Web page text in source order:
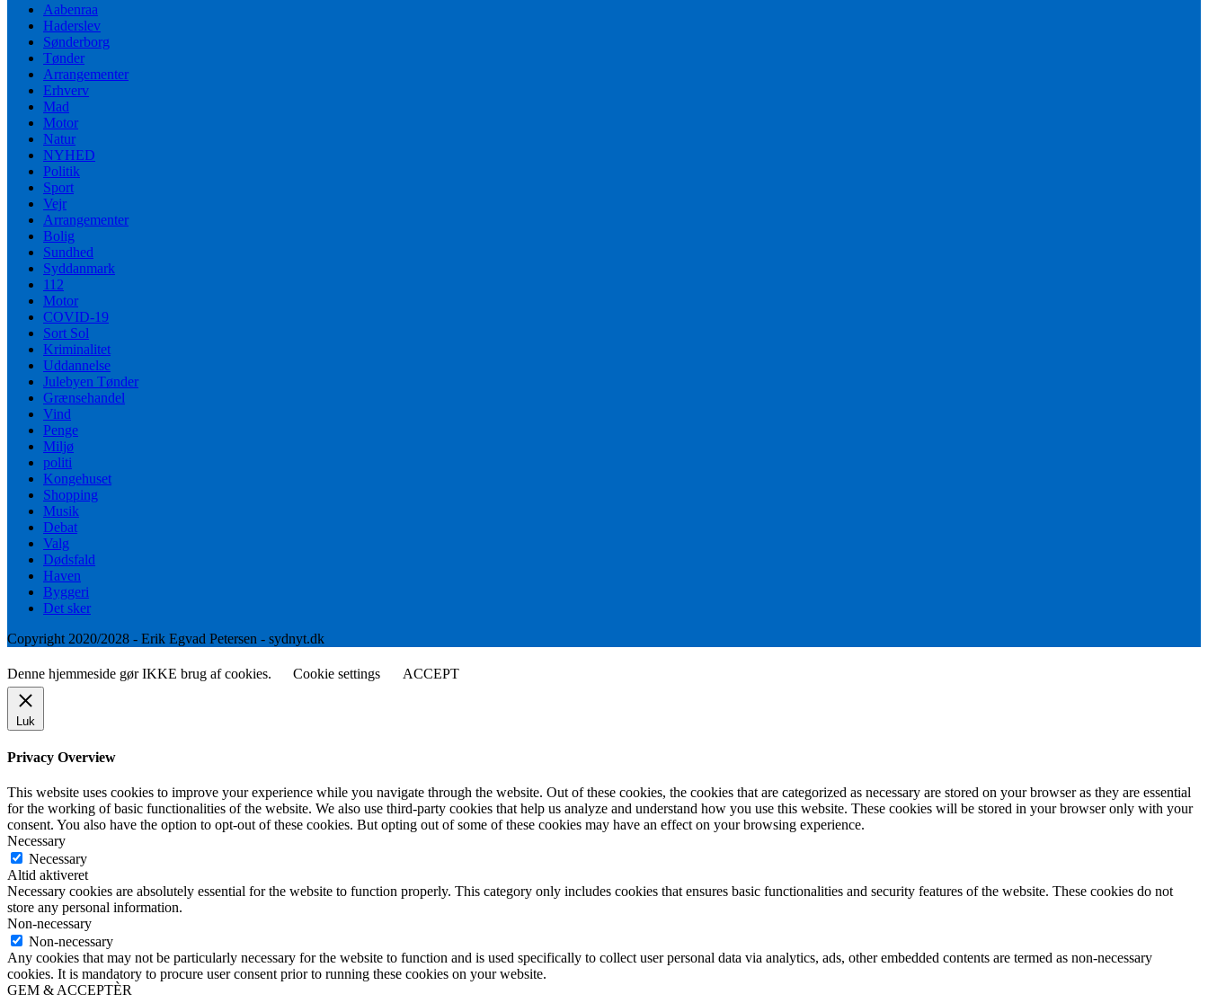
Aabenraa
Haderslev
Sønderborg
Tønder
Arrangementer
Erhverv
Mad
Motor
Natur
NYHED
Politik
Sport
Vejr
Arrangementer
Bolig
Sundhed
Syddanmark
112
Motor
COVID-19
Sort Sol
Kriminalitet
Uddannelse
Julebyen Tønder
Grænsehandel
Vind
Penge
Miljø
politi
Kongehuset
Shopping
Musik
Debat
Valg
Dødsfald
Haven
Byggeri
Det sker
Copyright 2020/2028 - Erik Egvad Petersen - sydnyt.dk
Denne hjemmeside gør IKKE brug af cookies. Cookie settings ACCEPT
Luk
Privacy Overview
This website uses cookies to improve your experience while you navigate through the website. Out of these cookies, the cookies that are categorized as necessary are stored on your browser as they are essential
for the working of basic functionalities of the website. We also use third-party cookies that help us analyze and understand how you use this website. These cookies will be stored in your browser only with your
consent. You also have the option to opt-out of these cookies. But opting out of some of these cookies may have an effect on your browsing experience.
Necessary
Necessary
Altid aktiveret
Necessary cookies are absolutely essential for the website to function properly. This category only includes cookies that ensures basic functionalities and security features of the website. These cookies do not
store any personal information.
Non-necessary
Non-necessary
Any cookies that may not be particularly necessary for the website to function and is used specifically to collect user personal data via analytics, ads, other embedded contents are termed as non-necessary
cookies. It is mandatory to procure user consent prior to running these cookies on your website.
GEM & ACCEPTÈR